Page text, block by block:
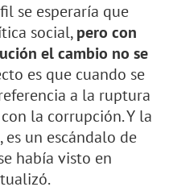
se esperaría que
social,pero con
el cambio no se
es que cuando se
a la ruptura
la corrupción. Y la
un escándalo de
había visto en